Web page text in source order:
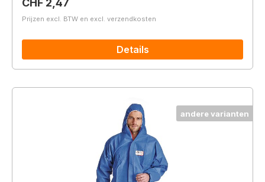
CHF 2,47
Prijzen excl. BTW en excl. verzendkosten
Details
andere varianten